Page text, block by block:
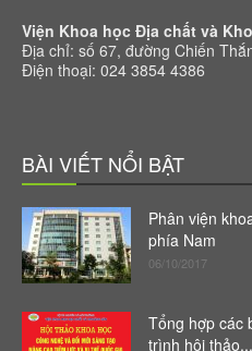
Viện Khoa học Địa chất và
Địa chỉ: số 67, đường Chiến
Điện thoại: 024 3854 4386
BÀI VIẾT NỔI BẬT
Phân viện
phía Nam
06/10/2017
Tổng hợp các
trình hội thảo...